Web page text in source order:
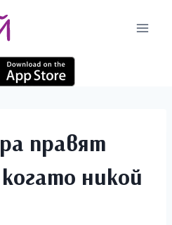
правят
никой